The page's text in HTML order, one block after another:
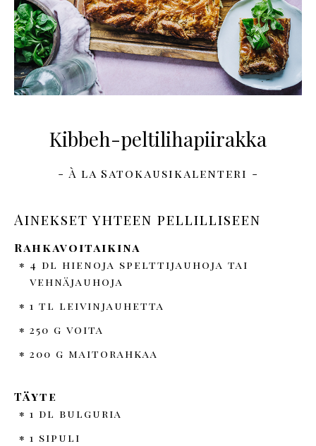
Kibbeh-peltilihapiirakka
- À la Satokausikalenteri -
Ainekset yhteen pellilliseen
Rahkavoitaikina
4 dl hienoja spelttijauhoja tai
vehnäjauhoja
1 tl leivinjauhetta
250 g voita
200 g maitorahkaa
Täyte
1 dl bulguria
1 sipuli